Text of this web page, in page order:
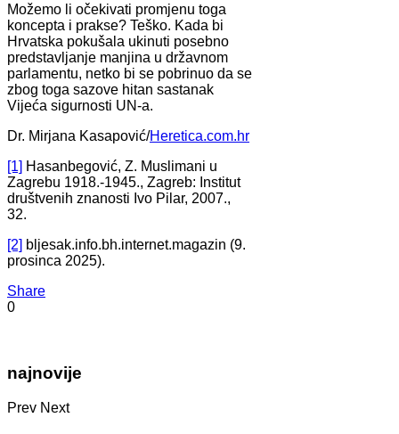
Možemo li očekivati promjenu toga
koncepta i prakse? Teško. Kada bi
Hrvatska pokušala ukinuti posebno
predstavljanje manjina u državnom
parlamentu, netko bi se pobrinuo da se
zbog toga sazove hitan sastanak
Vijeća sigurnosti UN-a.
Dr. Mirjana Kasapović/Heretica.com.hr
[1] Hasanbegović, Z. Muslimani u
Zagrebu 1918.-1945., Zagreb: Institut
društvenih znanosti Ivo Pilar, 2007.,
32.
[2] bljesak.info.bh.internet.magazin (9.
prosinca 2025).
Share
0
najnovije
Prev Next